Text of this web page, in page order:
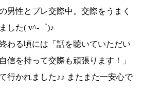
男性とプレ交際中。交際をうまく
した( v^-゜)♪
わる頃には 「話を聴いていただい
信を持って交際も頑張ります！」
行かれました♪♪ またまた一安心で